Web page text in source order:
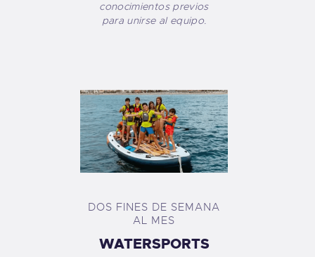
conocimientos previos
para unirse al equipo.
DOS FINES DE SEMANA
AL MES
WATERSPORTS